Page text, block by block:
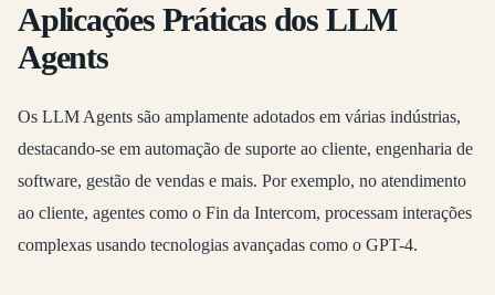
Aplicações Práticas dos LLM
Agents
Os LLM Agents são amplamente adotados em várias indústrias,
destacando-se em automação de suporte ao cliente, engenharia de
software, gestão de vendas e mais. Por exemplo, no atendimento
ao cliente, agentes como o Fin da Intercom, processam interações
complexas usando tecnologias avançadas como o GPT-4.